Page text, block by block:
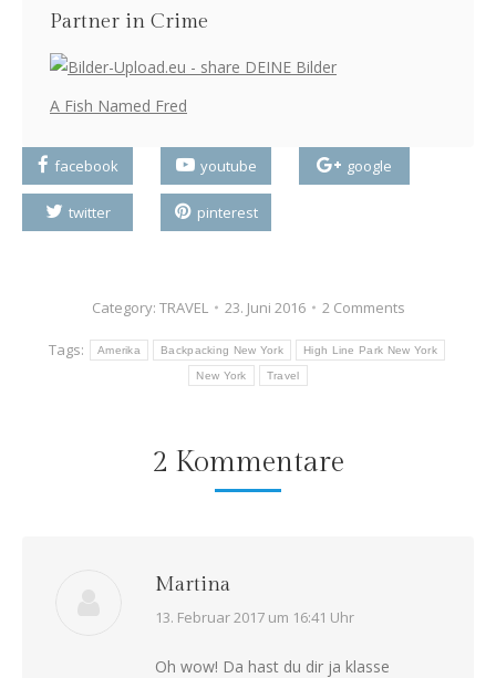
Partner in Crime
A Fish Named Fred
facebook youtube google
twitter pinterest
Category: TRAVEL 23. Juni 2016 2 Comments
Tags: Amerika Backpacking New York High Line Park New York
New York Travel
2 Kommentare
Martina
says:
13. Februar 2017 um 16:41 Uhr
Oh wow! Da hast du dir ja klasse